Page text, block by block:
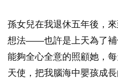
孫女兒在我退休五年後，
想法——也許是上天為了補
能夠全心全意的照顧她，
天使，把我腦海中嬰孩成